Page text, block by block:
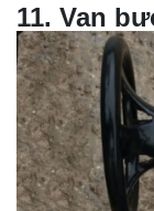
11. Van